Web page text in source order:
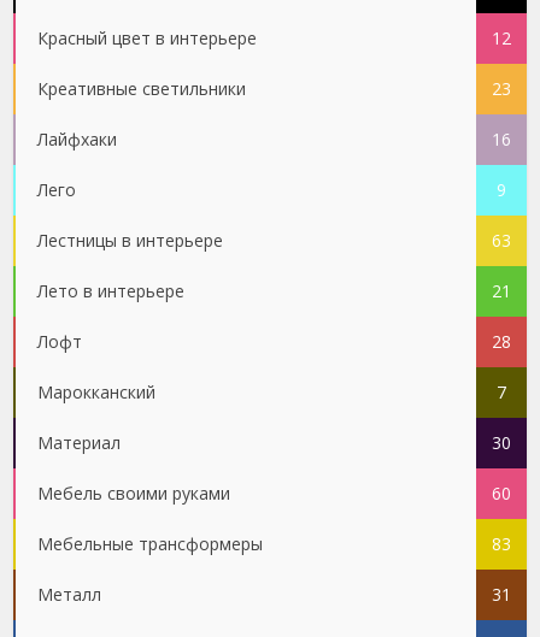
Красный цвет в интерьере 12
Креативные светильники 23
Лайфхаки 16
Лего 9
Лестницы в интерьере 63
Лето в интерьере 21
Лофт 28
Марокканский 7
Материал 30
Мебель своими руками 60
Мебельные трансформеры 83
Металл 31